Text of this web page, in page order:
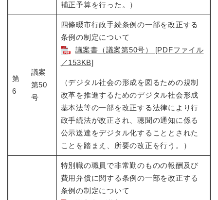
補正予算を行った。）
第
6
議案
第50
号
四條畷市行政手続条例の一部を改正する
条例の制定について​
議案書（議案第50号） [PDFファイル
／153KB]
（デジタル社会の形成を図るための規制
改革を推進するためのデジタル社会形成
基本法等の一部を改正する法律により行
政手続法が改正され、聴聞の通知に係る
公示送達をデジタル化することとされた
ことを踏まえ、所要の改正を行う。）
特別職の職員で非常勤のものの報酬及び
費用弁償に関する条例の一部を改正する
条例の制定について​